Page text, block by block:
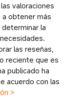
valoraciones
obtener más
la
las reseñas,
reciente que es
publicado ha
acuerdo con las
>